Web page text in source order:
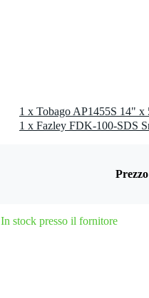
1 x Tobago AP1455S 14"
1 x Fazley FDK-100-SDS
In stock presso il fornitore